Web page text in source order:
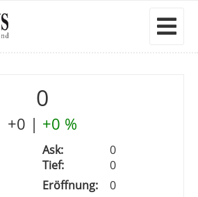
0
+0 | +0 %
Ask:
0
Tief:
0
Eröffnung:
0